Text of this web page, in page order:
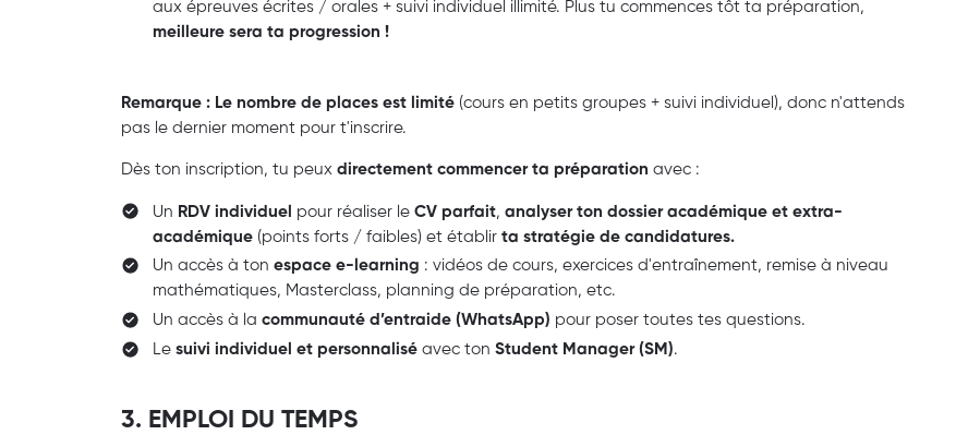
aux épreuves écrites / orales + suivi individuel illimité. Plus tu commences tôt ta préparation,
meilleure sera ta progression !
Remarque : Le nombre de places est limité (cours en petits groupes + suivi individuel), donc n'attends
pas le dernier moment pour t'inscrire.
Dès ton inscription, tu peuxdirectement commencer ta préparation avec :
Un RDV individuel pour réaliser leCV parfait,analyser ton dossier académique et extra-
académique (points forts / faibles) et établirta stratégie de candidatures.
Un accès à tonespace e-learning : vidéos de cours, exercices d'entraînement, remise à niveau
mathématiques, Masterclass, planning de préparation, etc.
Un accès à lacommunauté d’entraide (WhatsApp) pour poser toutes tes questions.
Lesuivi individuel et personnalisé avec tonStudent Manager (SM).
3. EMPLOI DU TEMPS